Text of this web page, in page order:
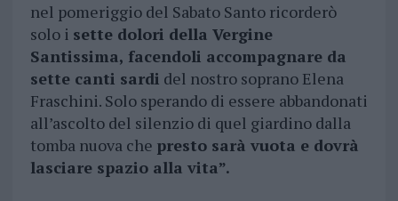
nel pomeriggio del Sabato Santo ricorderò
solo i sette dolori della Vergine
Santissima, facendoli accompagnare da
sette canti sardi del nostro soprano Elena
Fraschini. Solo sperando di essere abbandonati
all’ascolto del silenzio di quel giardino dalla
tomba nuova che presto sarà vuota e dovrà
lasciare spazio alla vita”.